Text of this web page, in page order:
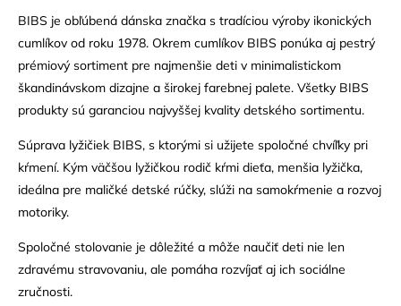
BIBS je obľúbená dánska značka s tradíciou výroby ikonických
cumlíkov od roku 1978. Okrem cumlíkov BIBS ponúka aj pestrý
prémiový sortiment pre najmenšie deti v minimalistickom
škandinávskom dizajne a širokej farebnej palete. Všetky BIBS
produkty sú garanciou najvyššej kvality detského sortimentu.
Súprava lyžičiek BIBS, s ktorými si užijete spoločné chvíľky pri
kŕmení. Kým väčšou lyžičkou rodič kŕmi dieťa, menšia lyžička,
ideálna pre maličké detské rúčky, slúži na samokŕmenie a rozvoj
motoriky.
Spoločné stolovanie je dôležité a môže naučiť deti nie len
zdravému stravovaniu, ale pomáha rozvíjať aj ich sociálne
zručnosti.